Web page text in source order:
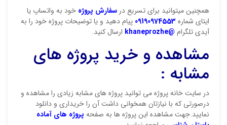
همچنین میتوانید برای تسریع در سفارش پروژه خود به واتساپ یا
ایتای شماره 09190974553 پیام دهید و یا توضیحات پروژه خود را به
آیدی تلگرام @khaneprozhe ارسال کنید.
مشاهده و خرید پروژه های
مشابه :
در سایت خانه پروژه می توانید پروژه های مشابه زیادی را مشاهده و
درصورتی که با نیازتان همخوانی داشت آن را خریداری و دانلود
نمایید.جهت مشاهده این پروژه ها به صفحه پروژه های آماده